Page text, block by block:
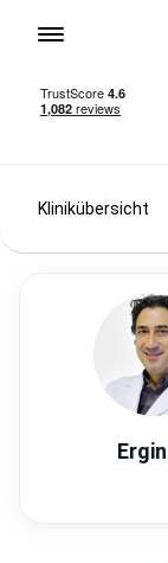
Klinikübersicht